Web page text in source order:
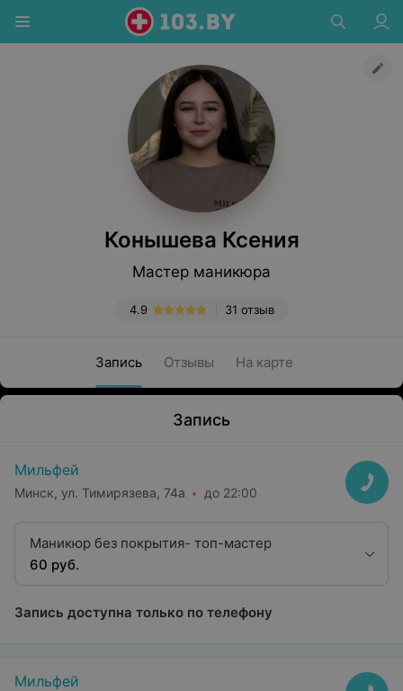
Конышева Ксения
Мастер маникюра
31 отзыв
4.9
Запись Отзывы На карте
Запись
Мильфей
Минск, ул. Тимирязева, 74а до 22:00
Маникюр без покрытия- топ-мастер
60 руб.
Запись доступна только по телефону
Мильфей